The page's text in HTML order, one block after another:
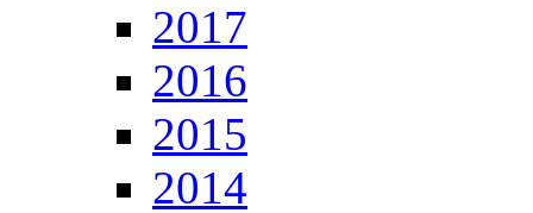
2017
2016
2015
2014